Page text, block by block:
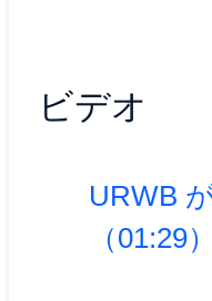
ビデオ
URWB
（01:29）